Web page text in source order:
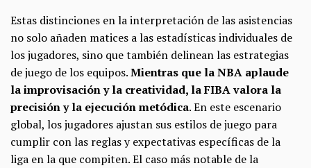
Estas distinciones en la interpretación de las asistencias
no solo añaden matices a las estadísticas individuales de
los jugadores, sino que también delinean las estrategias
de juego de los equipos.Mientras que la NBA aplaude
la improvisación y la creatividad, la FIBA valora la
precisión y la ejecución metódica. En este escenario
global, los jugadores ajustan sus estilos de juego para
cumplir con las reglas y expectativas específicas de la
liga en la que compiten. El caso más notable de la